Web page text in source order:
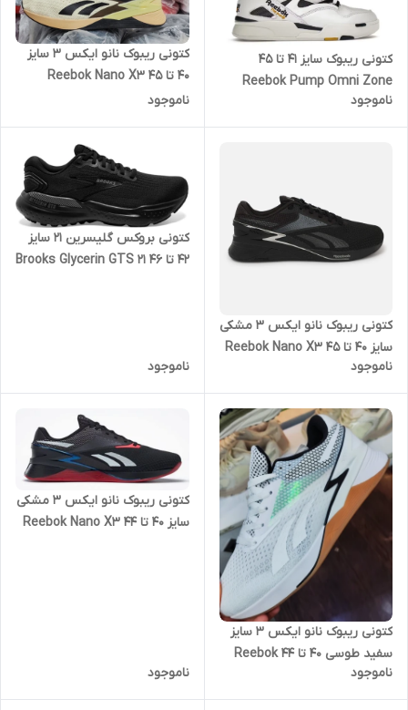
کتونی ریبوک سایز ۴۱ تا ۴۵
Reebok Pump Omni Zone
ناموجود
کتونی ریبوک نانو ایکس 3 سایز
۴۰ تا ۴۵ Reebok Nano X3
ناموجود
کتونی ریبوک نانو ایکس 3 مشکی
سایز ۴۰ تا ۴۵ Reebok Nano X3
ناموجود
کتونی بروکس گلیسرین 21 سایز
۴۲ تا ۴۶ Brooks Glycerin GTS 21
ناموجود
کتونی ریبوک نانو ایکس 3 سایز
سفید طوسی ۴۰ تا ۴۴ Reebok
Nano X3
ناموجود
کتونی ریبوک نانو ایکس 3 مشکی
سایز ۴۰ تا ۴۴ Reebok Nano X3
ناموجود